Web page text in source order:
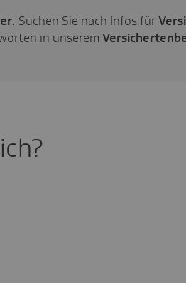
. Suchen Sie nach Infos für
in unserem